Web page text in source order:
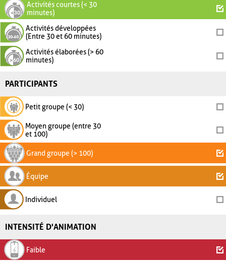
Activités courtes (< 30
minutes)
Activités développées
(Entre 30 et 60 minutes)
Activités élaborées (> 60
minutes)
PARTICIPANTS
Petit groupe (< 30)
Moyen groupe (entre 30
et 100)
Grand groupe (> 100)
Équipe
Individuel
INTENSITÉ D'ANIMATION
Faible